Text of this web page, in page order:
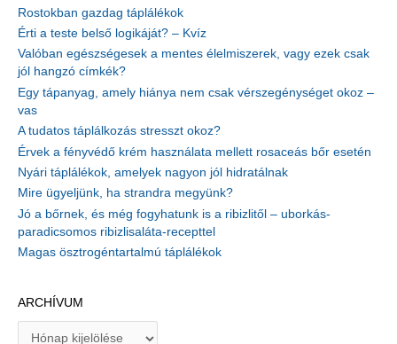
Rostokban gazdag táplálékok
Érti a teste belső logikáját? – Kvíz
Valóban egészségesek a mentes élelmiszerek, vagy ezek csak
jól hangzó címkék?
Egy tápanyag, amely hiánya nem csak vérszegénységet okoz –
vas
A tudatos táplálkozás stresszt okoz?
Érvek a fényvédő krém használata mellett rosaceás bőr esetén
Nyári táplálékok, amelyek nagyon jól hidratálnak
Mire ügyeljünk, ha strandra megyünk?
Jó a bőrnek, és még fogyhatunk is a ribizlitől – uborkás-
paradicsomos ribizlisaláta-recepttel
Magas ösztrogéntartalmú táplálékok
ARCHÍVUM